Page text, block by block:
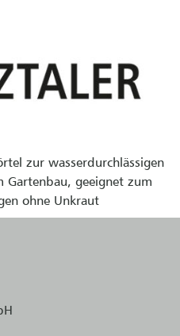
zur wasserdurchlässigen
Gartenbau, geeignet zum
ohne Unkraut